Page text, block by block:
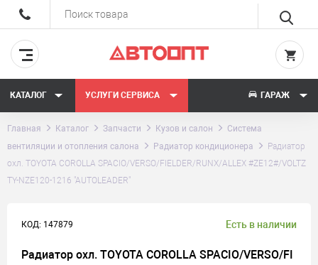
КАТАЛОГ УСЛУГИ СЕРВИСА ГАРАЖ
Главная Каталог Запчасти Кузов и салон
Система
вентиляции и отопления салона
Радиатор кондиционера
Радиатор
охл. TOYOTA COROLLA SPACIO/VERSO/FIELDER/RUNX/ALLEX #ZE12#/VOLTZ
TY-NZE120-1216 "AUTOLEADER"
КОД: 147879 Есть в наличии
Радиатор охл. TOYOTA COROLLA SPACIO/VERSO/FI